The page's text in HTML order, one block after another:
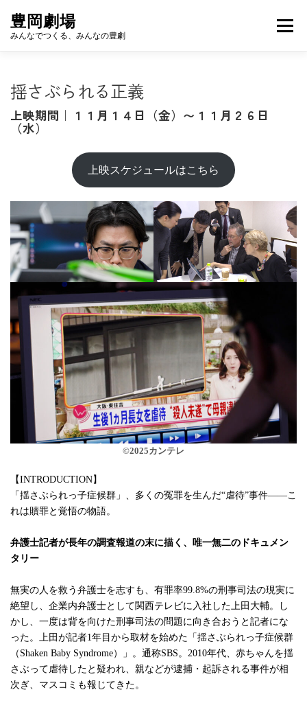
ン
豊岡劇場
みんなでつくる、みんなの豊劇
メニュ
豊岡劇場をかりる
豊岡劇場を応援する
揺さぶられる正義
上映期間｜１１月１４日（金）〜１１月２６日
（水）
上映スケジュールはこちら
©2025カンテレ
【INTRODUCTION】
「揺さぶられっ子症候群」、多くの冤罪を生んだ“虐待”事件――こ
れは贖罪と覚悟の物語。
弁護士記者が長年の調査報道の末に描く、唯一無二のドキュメン
タリー
無実の人を救う弁護士を志すも、有罪率99.8%の刑事司法の現実に
絶望し、企業内弁護士として関西テレビに入社した上田大輔。し
かし、一度は背を向けた刑事司法の問題に向き合おうと記者にな
った。上田が記者1年目から取材を始めた「揺さぶられっ子症候群
（Shaken Baby Syndrome）」。通称SBS。2010年代、赤ちゃんを揺
さぶって虐待したと疑われ、親などが逮捕・起訴される事件が相
次ぎ、マスコミも報じてきた。